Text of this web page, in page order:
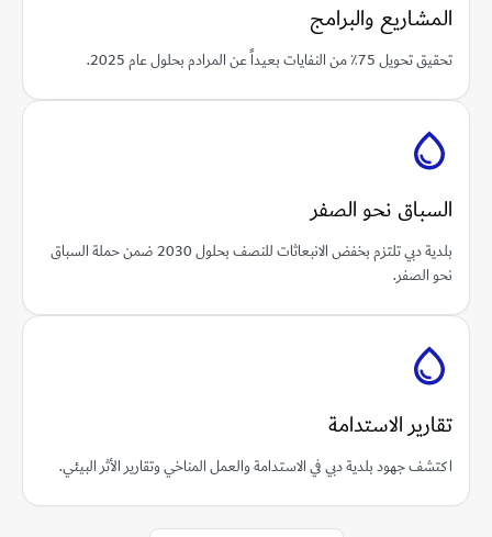
المشاريع والبرامج
تحقيق تحويل 75٪ من النفايات بعيداً عن المرادم بحلول عام 2025.
السباق نحو الصفر
بلدية دبي تلتزم بخفض الانبعاثات للنصف بحلول 2030 ضمن حملة السباق
نحو الصفر.
تقارير الاستدامة
اكتشف جهود بلدية دبي في الاستدامة والعمل المناخي وتقارير الأثر البيئي.